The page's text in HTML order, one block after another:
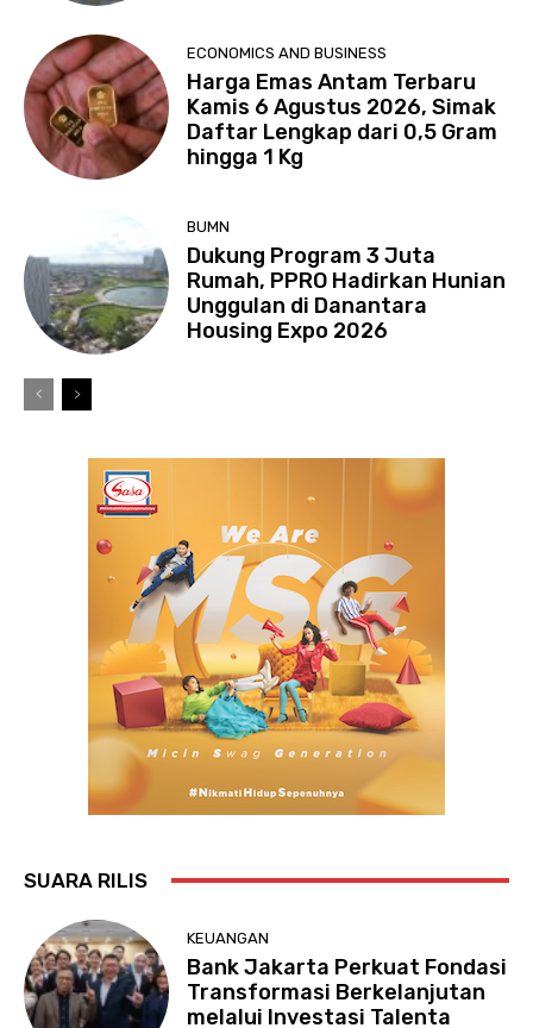
ECONOMICS AND BUSINESS
Harga Emas Antam Terbaru
Kamis 6 Agustus 2026, Simak
Daftar Lengkap dari 0,5 Gram
hingga 1 Kg
BUMN
Dukung Program 3 Juta
Rumah, PPRO Hadirkan Hunian
Unggulan di Danantara
Housing Expo 2026
SUARA RILIS
KEUANGAN
Bank Jakarta Perkuat Fondasi
Transformasi Berkelanjutan
melalui Investasi Talenta